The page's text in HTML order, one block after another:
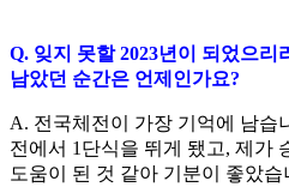
Q. 잊지 못할2023년이 되었으리
남았던 순간은 언제인가요?
A. 전국체전이 가장 기억에 남습
전에서 1단식을 뛰게 됐고, 제가
도움이 된 것 같아 기분이 좋았습